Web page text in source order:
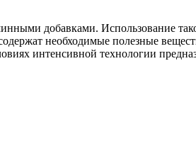
добавками. Использование
необходимые полезные
интенсивной технологии